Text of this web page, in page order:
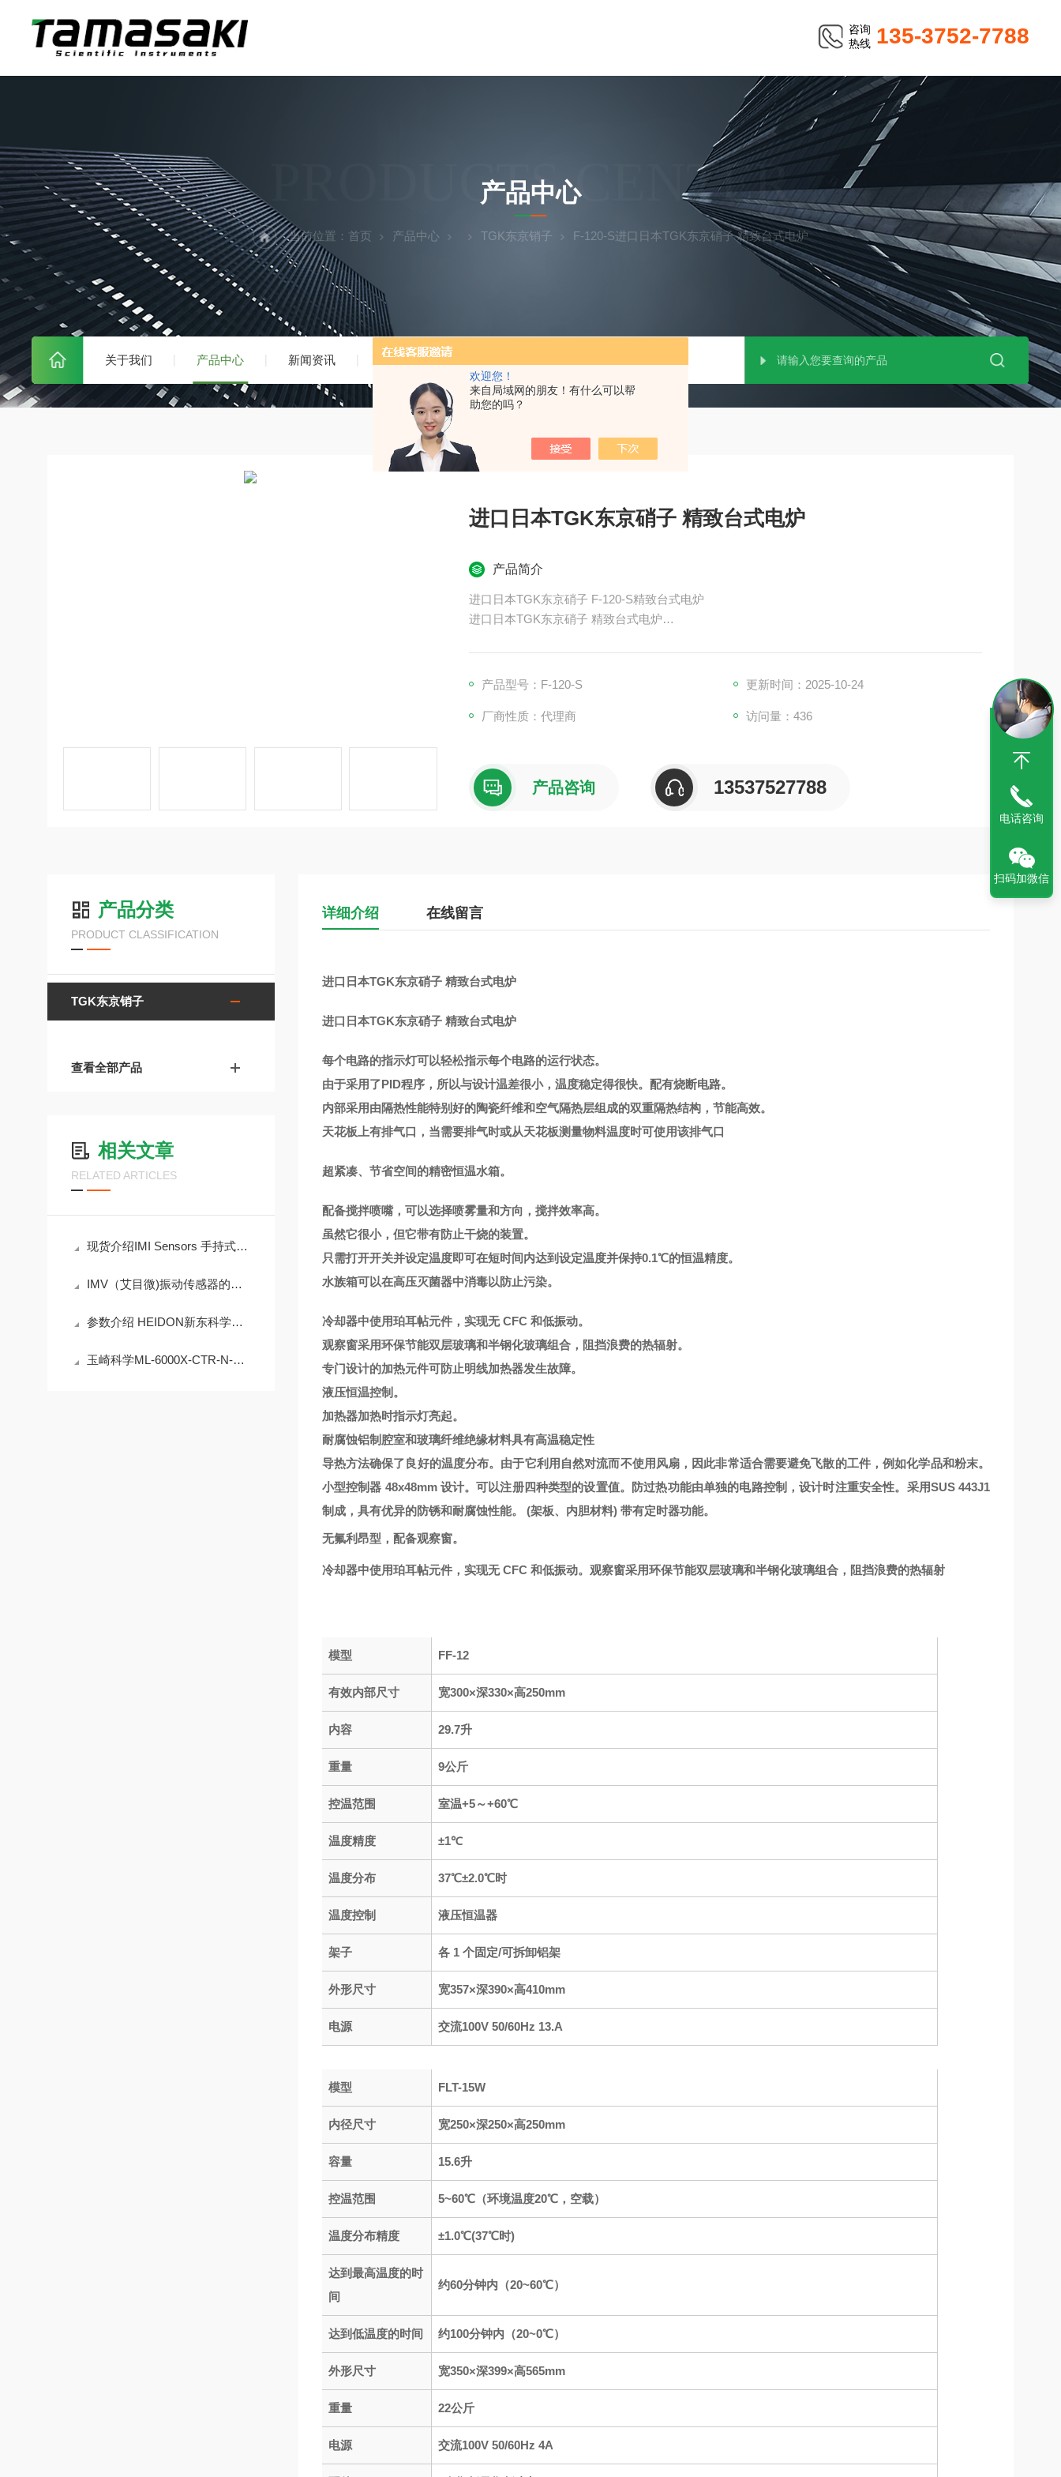
欢迎您！
来自局域网的朋友！有什么可以帮
助您的吗？
咨询
热线 135-3752-7788
关于我们 产品中心 新闻资讯 技术文章
PRODUCTS CENTER
产品中心
当前位置： 首页 产品中心 TGK东京销子 F-120-S进口日本TGK东京硝子 精致台式电炉
进口日本TGK东京硝子 精致台式电炉
产品简介
进口日本TGK东京硝子 F-120-S精致台式电炉
进口日本TGK东京硝子 精致台式电炉
内部采用由隔热性能特别好的陶瓷纤维和空气隔热层组成的双重隔热结构，节能高效。
产品型号：F-120-S 更新时间：2025-10-24
厂商性质：代理商 访问量：436
产品咨询 13537527788
产品分类
PRODUCT CLASSIFICATION
TGK东京销子
查看全部产品
相关文章
RELATED ARTICLES
现货介绍IMI Sensors 手持式振动测量仪
IMV（艾目微)振动传感器的应用场景如何选择？
参数介绍 HEIDON新东科学HHS3000摩擦磨损试验机
玉崎科学ML-6000X-CTR-N-GP日本高精度数字点胶机
详细介绍 在线留言
进口日本TGK东京硝子 精致台式电炉
进口日本TGK东京硝子 精致台式电炉
每个电路的指示灯可以轻松指示每个电路的运行状态。
由于采用了PID程序，所以与设计温差很小，温度稳定得很快。配有烧断电路。
内部采用由隔热性能特别好的陶瓷纤维和空气隔热层组成的双重隔热结构，节能高效。
天花板上有排气口，当需要排气时或从天花板测量物料温度时可使用该排气口
超紧凑、节省空间的精密恒温水箱。
配备搅拌喷嘴，可以选择喷雾量和方向，搅拌效率高。
虽然它很小，但它带有防止干烧的装置。
只需打开开关并设定温度即可在短时间内达到设定温度并保持0.1℃的恒温精度。
水族箱可以在高压灭菌器中消毒以防止污染。
冷却器中使用珀耳帖元件，实现无 CFC 和低振动。
观察窗采用环保节能双层玻璃和半钢化玻璃组合，阻挡浪费的热辐射。
专门设计的加热元件可防止明线加热器发生故障。
液压恒温控制。
加热器加热时指示灯亮起。
耐腐蚀铝制腔室和玻璃纤维绝缘材料具有高温稳定性
导热方法确保了良好的温度分布。由于它利用自然对流而不使用风扇，因此非常适合需要避免飞散的工件，例如化学品和粉末。
小型控制器 48x48mm 设计。可以注册四种类型的设置值。防过热功能由单独的电路控制，设计时注重安全性。采用SUS 443J1
制成，具有优异的防锈和耐腐蚀性能。 (架板、内胆材料) 带有定时器功能。
无氟利昂型，配备观察窗。
冷却器中使用珀耳帖元件，实现无 CFC 和低振动。观察窗采用环保节能双层玻璃和半钢化玻璃组合，阻挡浪费的热辐射
模型 FF-12
有效内部尺寸 宽300×深330×高250mm
内容 29.7升
重量 9公斤
控温范围 室温+5～+60℃
温度精度 ±1℃
温度分布 37℃±2.0℃时
温度控制 液压恒温器
架子 各 1 个固定/可拆卸铝架
外形尺寸 宽357×深390×高410mm
电源 交流100V 50/60Hz 13.A
模型 FLT-15W
内径尺寸 宽250×深250×高250mm
容量 15.6升
控温范围 5~60℃（环境温度20℃，空载）
温度分布精度 ±1.0℃(37℃时)
达到最高温度的时
间
约60分钟内（20~60℃）
达到低温度的时间 约100分钟内（20~0℃）
外形尺寸 宽350×深399×高565mm
重量 22公斤
电源 交流100V 50/60Hz 4A
电话咨询
扫码加微信